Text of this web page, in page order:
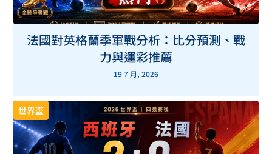
法國對英格蘭季軍戰分析：比分預測、戰
力與運彩推薦
19 7 月, 2026
世界盃